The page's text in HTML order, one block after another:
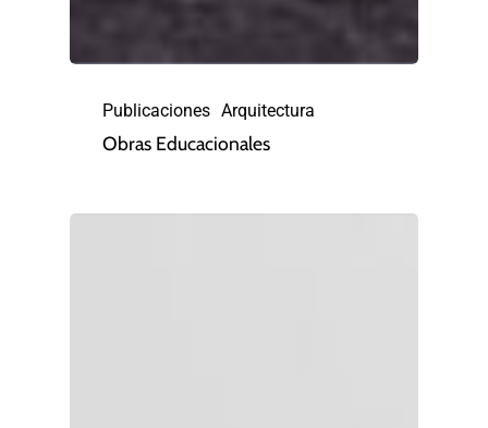
Publicaciones Arquitectura
Obras Educacionales